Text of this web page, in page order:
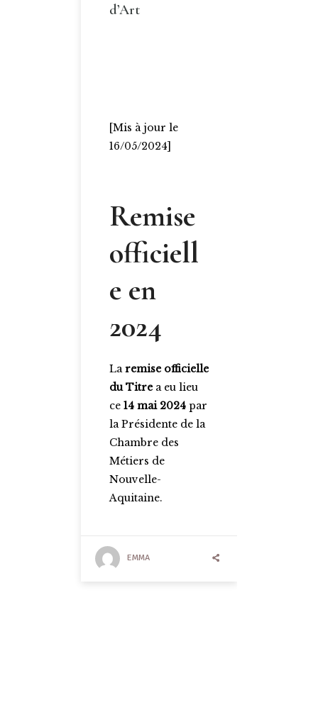
d’Art
[Mis à jour le
16/05/2024]
Remise
officiell
e en
2024
Laremise officielle
du Titre a eu lieu
ce 14 mai 2024 par
la Présidente de la
Chambre des
Métiers de
Nouvelle-
Aquitaine.
EMMA